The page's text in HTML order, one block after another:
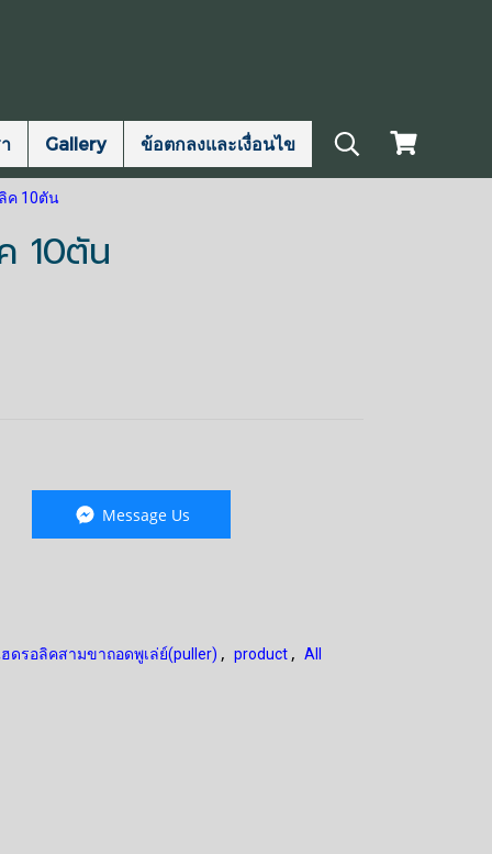
Gallery ข้อตกลงและเงื่อนไข
ค 10ตัน
10ตัน
Message Us
ดรอลิคสามขาถอดพูเล่ย์(puller) , product , All